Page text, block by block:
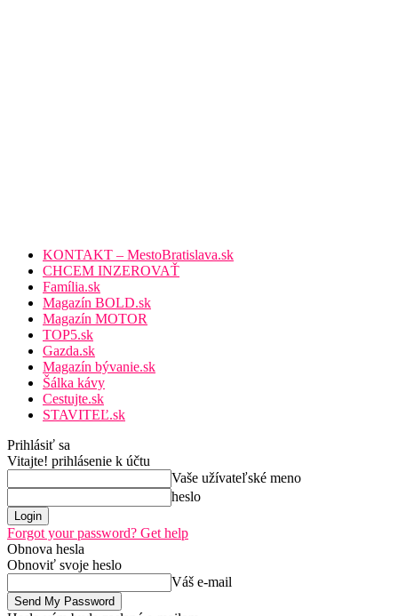
KONTAKT – MestoBratislava.sk
CHCEM INZEROVAŤ
Família.sk
Magazín BOLD.sk
Magazín MOTOR
TOP5.sk
Gazda.sk
Magazín bývanie.sk
Šálka kávy
Cestujte.sk
STAVITEĽ.sk
Prihlásiť sa
Vitajte! prihlásenie k účtu
Vaše užívateľské meno
heslo
Forgot your password? Get help
Obnova hesla
Obnoviť svoje heslo
Váš e-mail